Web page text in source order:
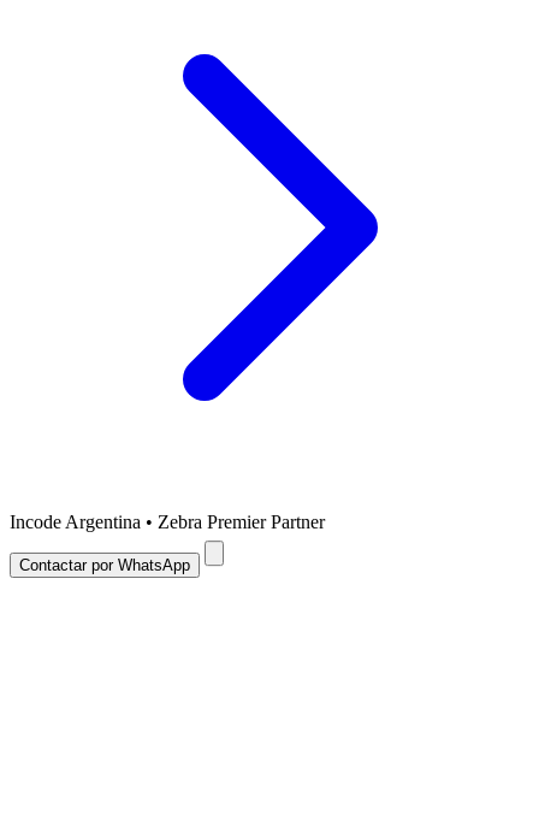
Incode Argentina • Zebra Premier Partner
Contactar por WhatsApp